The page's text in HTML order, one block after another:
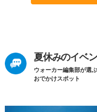
夏休みのイベ
ウォーカー編集部が選
おでかけスポット